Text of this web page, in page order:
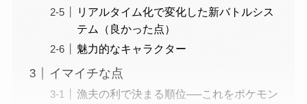
リアルタイム化で変化した新バトルシス
テム（良かった点）
魅力的なキャラクター
イマイチな点
漁夫の利で決まる順位──これをポケモン